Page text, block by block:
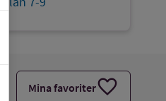
Mina favoriterfavorite